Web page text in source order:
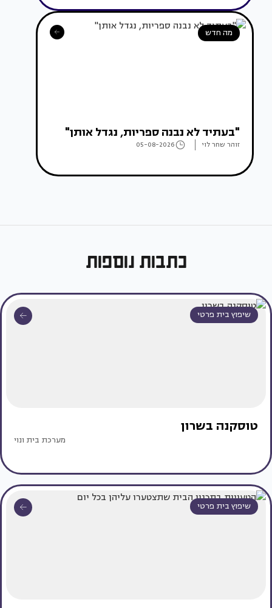
מה חדש
"בעתיד לא נבנה ספריות, נגדל אותן"
זוהר שחר לוי 05-08-2026
כתבות נוספות
שיפוץ בית פרטי
טוסקנה בשרון
מערכת בית ונוי
שיפוץ בית פרטי